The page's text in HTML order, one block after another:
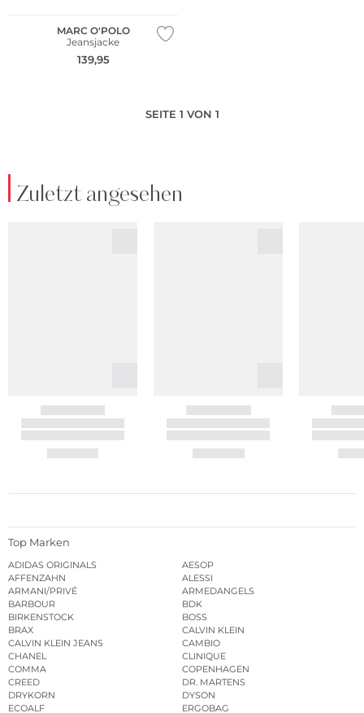
MARC O'POLO
Jeansjacke
139,95
SEITE 1 VON 1
Zuletzt angesehen
Top Marken
ADIDAS ORIGINALS
AESOP
AFFENZAHN
ALESSI
ARMANI/PRIVÉ
ARMEDANGELS
BARBOUR
BDK
BIRKENSTOCK
BOSS
BRAX
CALVIN KLEIN
CALVIN KLEIN JEANS
CAMBIO
CHANEL
CLINIQUE
COMMA
COPENHAGEN
CREED
DR. MARTENS
DRYKORN
DYSON
ECOALF
ERGOBAG